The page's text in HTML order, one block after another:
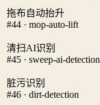
拖布自动抬升
#44 · mop-auto-lift
清扫AI识别
#45 · sweep-ai-detection
脏污识别
#46 · dirt-detection